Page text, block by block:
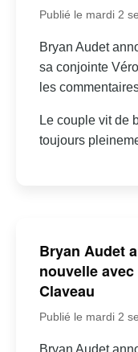
Publié le mardi 2
Bryan Audet
sa conjointe
les
Le couple vit de
toujours
Bryan Audet
nouvelle
Claveau
Publié le mardi 2